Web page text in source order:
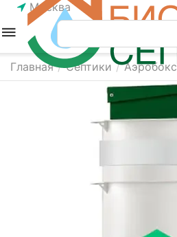
Москва
Главная / Септики / Аэробокс